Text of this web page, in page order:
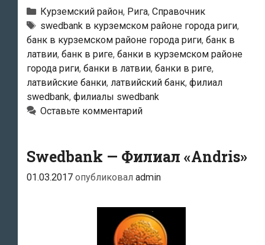
Филиал
«Kipsala»
Рубрики
Курземский район, Рига, Справочник
Тэги
swedbank в курземском районе города риги,
банк в курземском районе города риги, банк в
латвии, банк в риге, банки в курземском районе
города риги, банки в латвии, банки в риге,
латвийские банки, латвийский банк, филиал
swedbank, филиалы swedbank
Оставьте комментарий
Swedbank — Филиал «Andris»
01.03.2017 опубликовал admin